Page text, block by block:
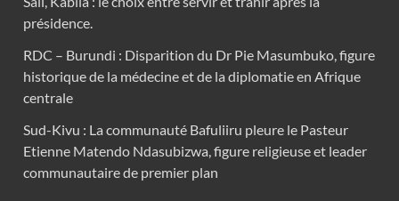
présidence.
RDC – Burundi : Disparition du Dr Pie Masumbuko, figure
historique de la médecine et de la diplomatie en Afrique
centrale
Sud-Kivu : La communauté Bafuliiru pleure le Pasteur
Etienne Matendo Ndasubizwa, figure religieuse et leader
communautaire de premier plan